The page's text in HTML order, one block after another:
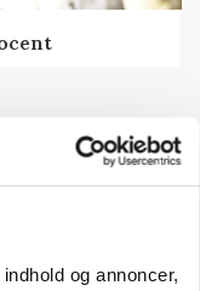
og annoncer,